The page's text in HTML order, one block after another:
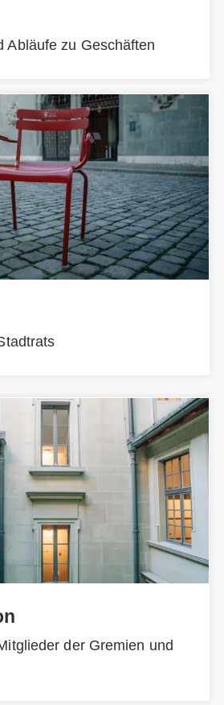
Abläufe zu Geschäften
der Gremien und